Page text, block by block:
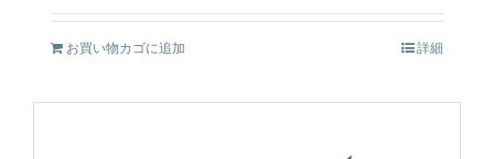
お買い物カゴに追加 詳細